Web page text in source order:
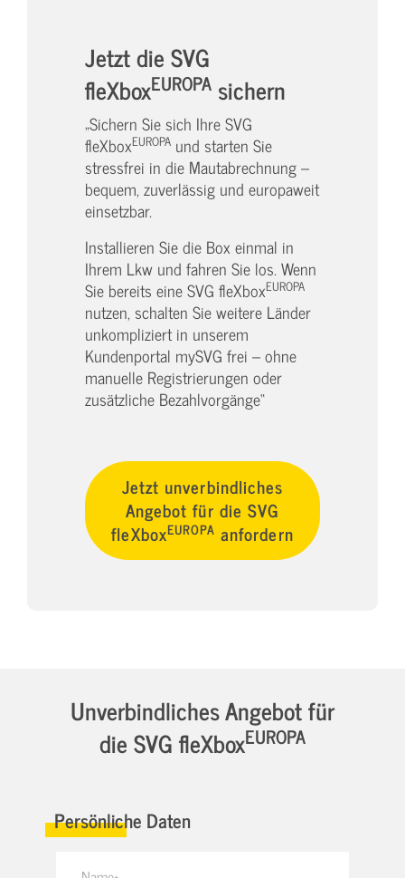
Jetzt die SVG
fleXboxEUROPA sichern
„Sichern Sie sich Ihre SVG
fleXboxEUROPA und starten Sie
stressfrei in die Mautabrechnung –
bequem, zuverlässig und europaweit
einsetzbar.
Installieren Sie die Box einmal in
Ihrem Lkw und fahren Sie los. Wenn
Sie bereits eine SVG fleXboxEUROPA
nutzen, schalten Sie weitere Länder
unkompliziert in unserem
Kundenportal mySVG frei – ohne
manuelle Registrierungen oder
zusätzliche Bezahlvorgänge“
Jetzt unverbindliches
Angebot für die SVG
fleXboxEUROPA anfordern
Unverbindliches Angebot für
die SVG fleXboxEUROPA
Persönliche Daten